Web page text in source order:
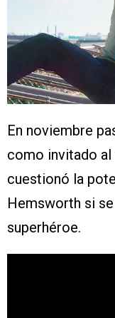
En noviembre
como invitado
cuestionó la
Hemsworth si
superhéroe.